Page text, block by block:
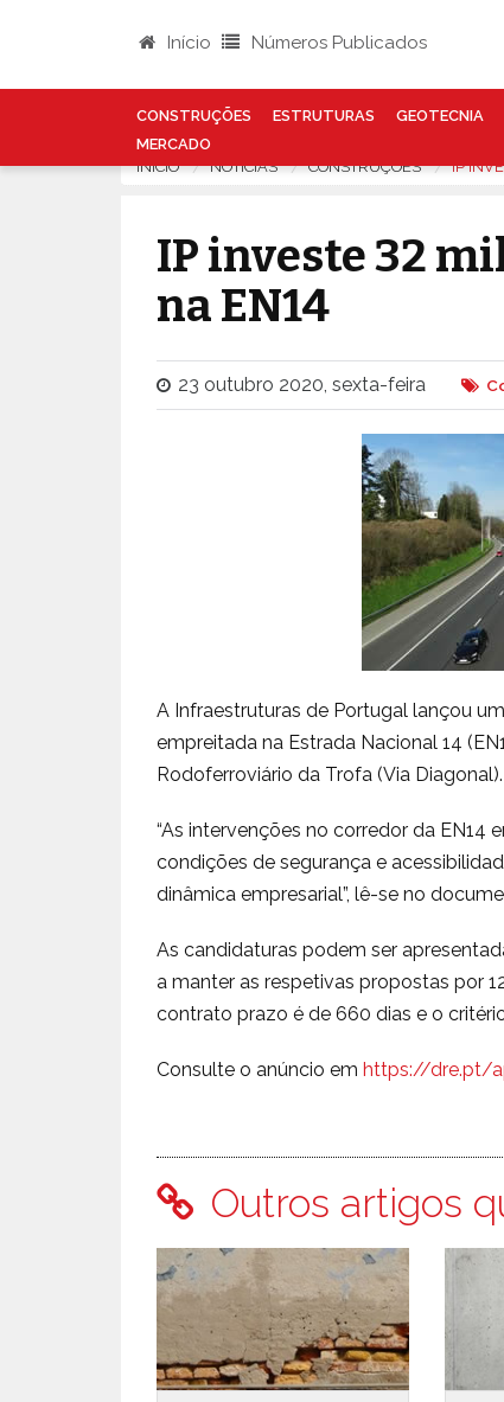
Início Números Publicados
CONSTRUÇÕES ESTRUTURAS GEOTECNIA
MERCADO
INÍCIO NOTÍCIAS CONSTRUÇÕES IP
IP investe 32
na EN14
23 outubro 2020, sexta-feira
A Infraestruturas de Portugal lançou
empreitada na Estrada Nacional 14
Rodoferroviário da Trofa (Via
“As intervenções no corredor da EN14
condições de segurança e
dinâmica empresarial”, lê-se no
As candidaturas podem ser
a manter as respetivas propostas por
contrato prazo é de 660 dias e o
Consulte o anúncio em https://dre.pt/
Outros artigos